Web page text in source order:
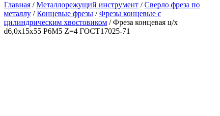
Главная /Металлорежущий инструмент /Сверло фреза по
металлу /Концевые фрезы /Фрезы концевые с
цилиндрическим хвостовиком / Фреза концевая ц/х
d6,0х15х55 Р6М5 Z=4 ГОСТ17025-71